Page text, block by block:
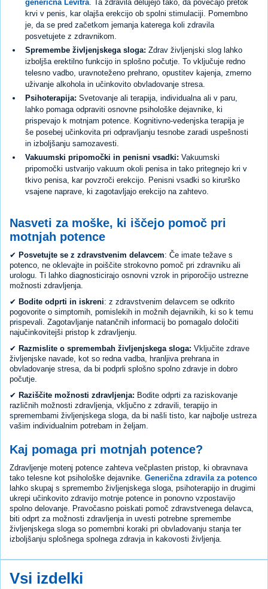
generična Levitra. Ta zdravila delujejo tako, da povečajo pretok
krvi v penis, kar olajša erekcijo ob spolni stimulaciji. Pomembno
je, da se pred začetkom jemanja katerega koli zdravila
posvetujete z zdravnikom.
Spremembe življenjskega sloga: Zdrav življenjski slog lahko
izboljša erektilno funkcijo in splošno počutje. To vključuje redno
telesno vadbo, uravnoteženo prehrano, opustitev kajenja, zmerno
uživanje alkohola in učinkovito obvladovanje stresa.
Psihoterapija: Svetovanje ali terapija, individualna ali v paru,
lahko pomaga odpraviti osnovne psihološke dejavnike, ki
prispevajo k motnjam potence. Kognitivno-vedenjska terapija je
še posebej učinkovita pri odpravljanju tesnobe zaradi uspešnosti
in izboljšanju samozavesti.
Vakuumski pripomočki in penisni vsadki: Vakuumski
pripomočki ustvarijo vakuum okoli penisa in tako pritegnejo kri v
tkivo penisa, kar povzroči erekcijo. Penisni vsadki so kirurško
vsajene naprave, ki zagotavljajo erekcijo na zahtevo.
Nasveti za moške, ki iščejo pomoč pri
motnjah potence
✔ Posvetujte se z zdravstvenim delavcem: Če imate težave s
potenco, ne oklevajte in poiščite strokovno pomoč pri zdravniku ali
urologu. Ti lahko diagnosticirajo osnovni vzrok in priporočijo ustrezne
možnosti zdravljenja.
✔ Bodite odprti in iskreni: z zdravstvenim delavcem se odkrito
pogovorite o simptomih, pomislekih in možnih dejavnikih, ki so k temu
prispevali. Zagotavljanje natančnih informacij bo pomagalo določiti
najučinkovitejši pristop k zdravljenju.
✔ Razmislite o spremembah življenjskega sloga: Vključite zdrave
življenjske navade, kot so redna vadba, hranljiva prehrana in
obvladovanje stresa, da bi podprli splošno spolno zdravje in dobro
počutje.
✔ Raziščite možnosti zdravljenja: Bodite odprti za raziskovanje
različnih možnosti zdravljenja, vključno z zdravili, terapijo in
spremembami življenjskega sloga, da bi našli tisto, kar najbolje ustreza
vašim individualnim potrebam in željam.
Kaj pomaga pri motnjah potence?
Zdravljenje motenj potence zahteva večplasten pristop, ki obravnava
tako telesne kot psihološke dejavnike. Generična zdravila za potenco
lahko skupaj s spremembo življenjskega sloga, psihoterapijo in drugimi
ukrepi učinkovito zdravijo motnje potence in ponovno vzpostavijo
spolno delovanje. Pravočasno poiskati pomoč zdravstvenega delavca,
biti odprt za možnosti zdravljenja in uvesti potrebne spremembe
življenjskega sloga so pomembni koraki pri obvladovanju stanja ter
izboljšanju splošnega spolnega zdravja in kakovosti življenja.
Vsi izdelki